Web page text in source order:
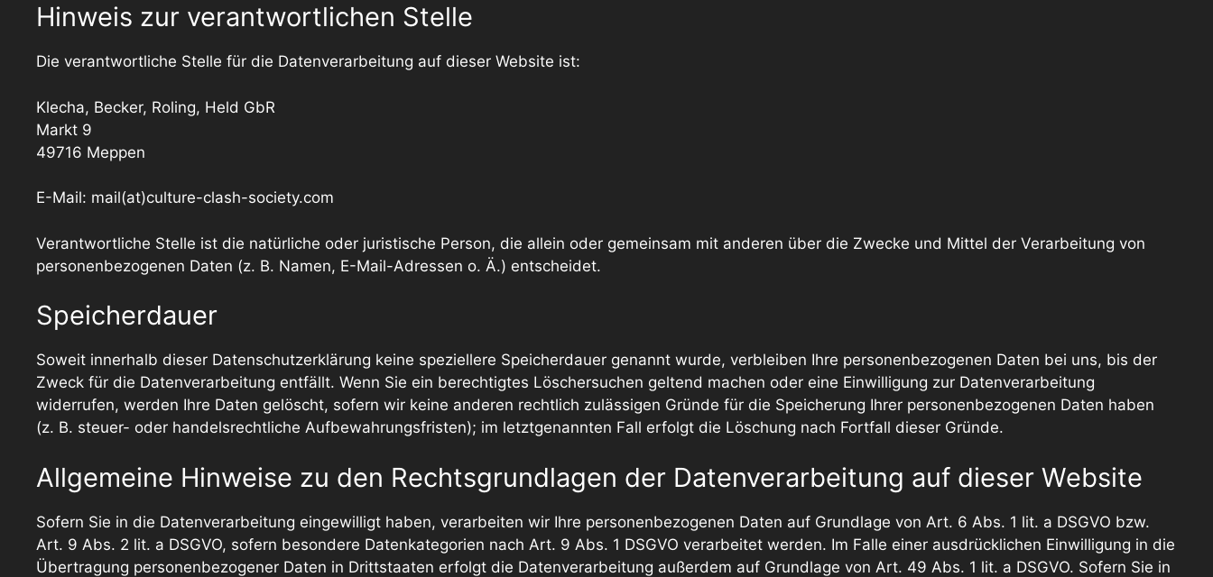
Hinweis zur verantwortlichen Stelle
Die verantwortliche Stelle für die Datenverarbeitung auf dieser Website ist:
Klecha, Becker, Roling, Held GbR
Markt 9
49716 Meppen
E-Mail: mail(at)culture-clash-society.com
Verantwortliche Stelle ist die natürliche oder juristische Person, die allein oder gemeinsam mit anderen über die Zwecke und Mittel der Verarbeitung von
personenbezogenen Daten (z. B. Namen, E-Mail-Adressen o. Ä.) entscheidet.
Speicherdauer
Soweit innerhalb dieser Datenschutzerklärung keine speziellere Speicherdauer genannt wurde, verbleiben Ihre personenbezogenen Daten bei uns, bis der
Zweck für die Datenverarbeitung entfällt. Wenn Sie ein berechtigtes Löschersuchen geltend machen oder eine Einwilligung zur Datenverarbeitung
widerrufen, werden Ihre Daten gelöscht, sofern wir keine anderen rechtlich zulässigen Gründe für die Speicherung Ihrer personenbezogenen Daten haben
(z. B. steuer- oder handelsrechtliche Aufbewahrungsfristen); im letztgenannten Fall erfolgt die Löschung nach Fortfall dieser Gründe.
Allgemeine Hinweise zu den Rechtsgrundlagen der Datenverarbeitung auf dieser Website
Sofern Sie in die Datenverarbeitung eingewilligt haben, verarbeiten wir Ihre personenbezogenen Daten auf Grundlage von Art. 6 Abs. 1 lit. a DSGVO bzw.
Art. 9 Abs. 2 lit. a DSGVO, sofern besondere Datenkategorien nach Art. 9 Abs. 1 DSGVO verarbeitet werden. Im Falle einer ausdrücklichen Einwilligung in die
Übertragung personenbezogener Daten in Drittstaaten erfolgt die Datenverarbeitung außerdem auf Grundlage von Art. 49 Abs. 1 lit. a DSGVO. Sofern Sie in